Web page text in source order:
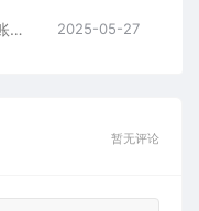
【第12972期】同城0粉直播必学，账号定位，绿幕搭建，精准千粉引流实战攻略 2025-05-27
暂无评论